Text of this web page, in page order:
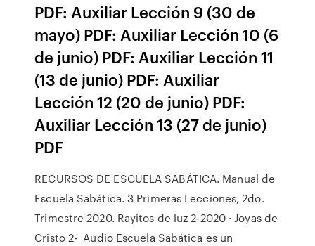
PDF: Auxiliar Lección 9 (30 de
mayo) PDF: Auxiliar Lección 10 (6
de junio) PDF: Auxiliar Lección 11
(13 de junio) PDF: Auxiliar
Lección 12 (20 de junio) PDF:
Auxiliar Lección 13 (27 de junio)
PDF
RECURSOS DE ESCUELA SABÁTICA. Manual de
Escuela Sabática. 3 Primeras Lecciones, 2do.
Trimestre 2020. Rayitos de luz 2-2020 · Joyas de
Cristo 2- Audio Escuela Sabática es un